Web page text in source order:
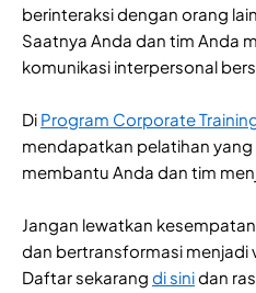
berinteraksi dengan orang
Saatnya Anda dan tim Anda
komunikasi interpersonal
Di Program Corporate
mendapatkan pelatihan
membantu Anda dan tim
Jangan lewatkan
dan bertransformasi menjadi
Daftar sekarang di sinidan